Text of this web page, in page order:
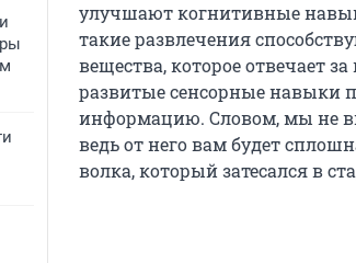
улучшают когнитивные
такие развлечения
вещества, которое отвечает
развитые сенсорные навыки
информацию. Словом, мы не
ведь от него вам будет
волка, который затесался в